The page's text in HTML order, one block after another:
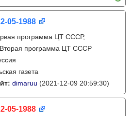
05-1988
программа ЦТ СССР,
программа ЦТ СССР
газета
dimaruu (2021-12-09 20:59:30)
05-1988